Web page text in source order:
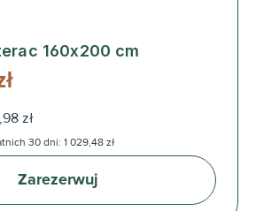
160x200 cm
zł
30 dni: 1 029,48 zł
Zarezerwuj